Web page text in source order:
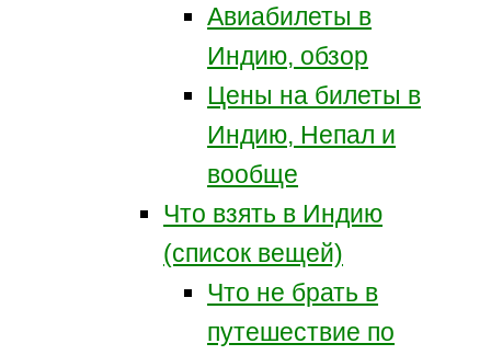
Авиабилеты в
Индию, обзор
Цены на билеты в
Индию, Непал и
вообще
Что взять в Индию
(список вещей)
Что не брать в
путешествие по